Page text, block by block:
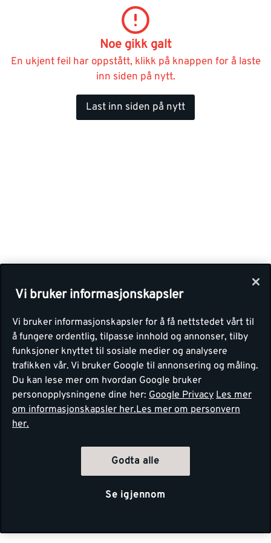
Noe gikk galt
En ukjent feil har oppstått, klikk på knappen for å laste
inn siden på nytt.
Last inn siden på nytt
Vi bruker informasjonskapsler
Vi bruker informasjonskapsler for å få nettstedet vårt til
å fungere ordentlig, tilpasse innhold og annonser, tilby
funksjoner knyttet til sosiale medier og analysere
trafikken vår. Vi bruker Google til annonsering og måling.
Du kan lese mer om hvordan Google bruker
personopplysningene dine her: Google Privacy Les mer
om informasjonskapsler her.Les mer om personvern
her.
Godta alle
Se igjennom